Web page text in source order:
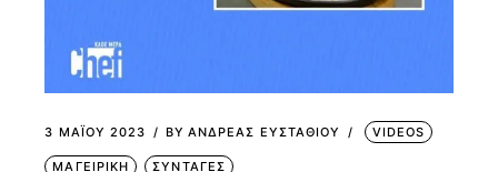
3 ΜΑΪ́ΟΥ 2023 BY ΑΝΔΡΕΑΣ ΕΥΣΤΑΘΙΟΥ VIDEOS
ΜΑΓΕΙΡΙΚΗ ΣΥΝΤΑΓΕΣ